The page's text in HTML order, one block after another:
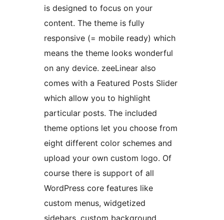
is designed to focus on your
content. The theme is fully
responsive (= mobile ready) which
means the theme looks wonderful
on any device. zeeLinear also
comes with a Featured Posts Slider
which allow you to highlight
particular posts. The included
theme options let you choose from
eight different color schemes and
upload your own custom logo. Of
course there is support of all
WordPress core features like
custom menus, widgetized